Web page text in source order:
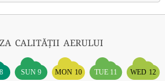
calității aerului
SUN 9 MON 10 TUE 11 WED 12